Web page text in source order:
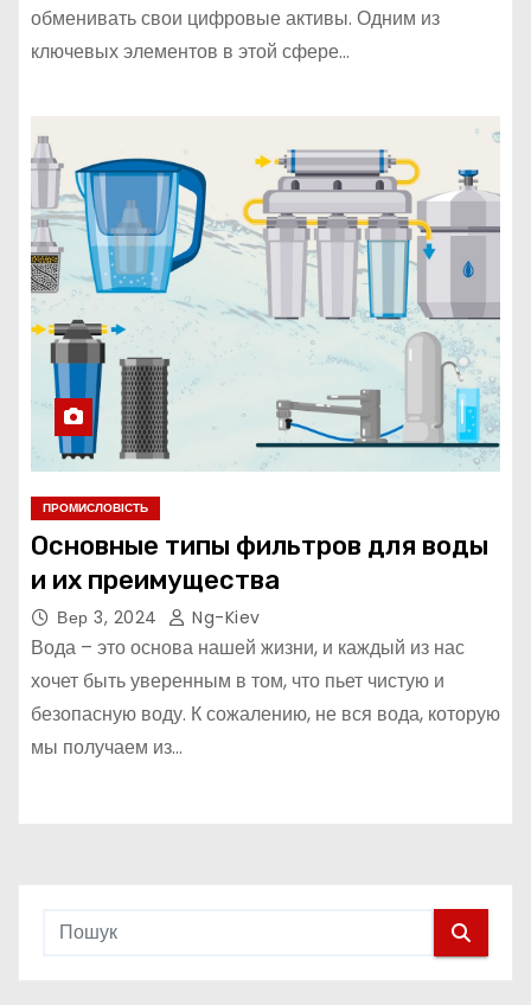
обменивать свои цифровые активы. Одним из
ключевых элементов в этой сфере…
ПРОМИСЛОВІСТЬ
Основные типы фильтров для воды
и их преимущества
Вер 3, 2024 Ng-Kiev
Вода – это основа нашей жизни, и каждый из нас
хочет быть уверенным в том, что пьет чистую и
безопасную воду. К сожалению, не вся вода, которую
мы получаем из…